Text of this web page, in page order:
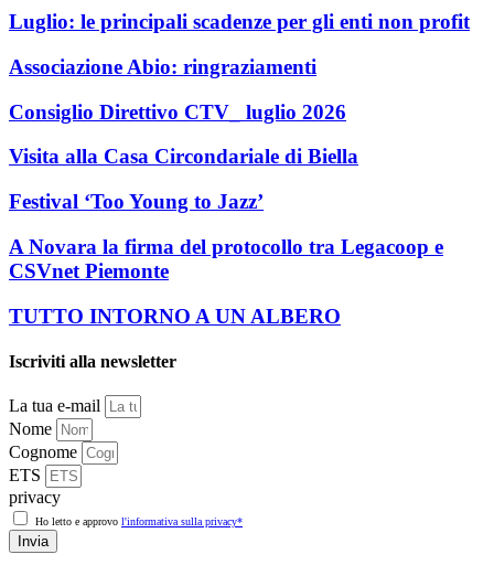
Luglio: le principali scadenze per gli enti non profit
Associazione Abio: ringraziamenti
Consiglio Direttivo CTV_ luglio 2026
Visita alla Casa Circondariale di Biella
Festival ‘Too Young to Jazz’
A Novara la firma del protocollo tra Legacoop e
CSVnet Piemonte
TUTTO INTORNO A UN ALBERO
Iscriviti alla newsletter
La tua e-mail
Nome
Cognome
ETS
privacy
Ho letto e approvo l'informativa sulla privacy*
Invia